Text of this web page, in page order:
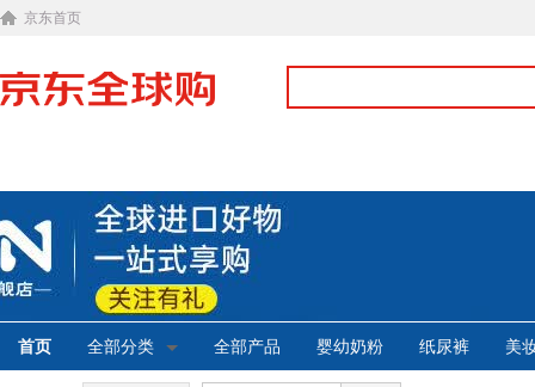
京东首页
首页 全部分类 全部产品 婴幼奶粉 纸尿裤 美